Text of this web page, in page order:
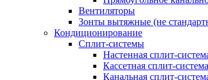
Вентиляторы
Зонты вытяжные (не
Кондиционирование
Сплит-системы
Настенная сплит-
Кассетная сплит-система
Канальная сплит-